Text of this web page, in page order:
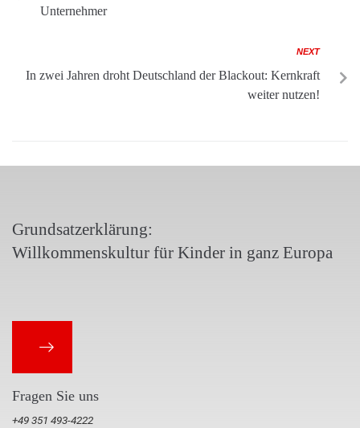
Unternehmer
NEXT
In zwei Jahren droht Deutschland der Blackout: Kernkraft
weiter nutzen!
Grundsatzerklärung:
Willkommenskultur für Kinder in ganz Europa
Fragen Sie uns
+49 351 493-4222